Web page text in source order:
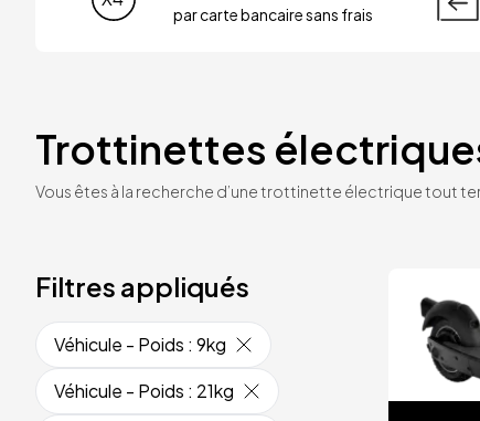
par carte bancaire sans frais
Trottinettes
Vous êtes à la recherche d’une trottinette électrique tout
Filtres appliqués
Véhicule - Poids : 9kg
Véhicule - Poids : 21kg